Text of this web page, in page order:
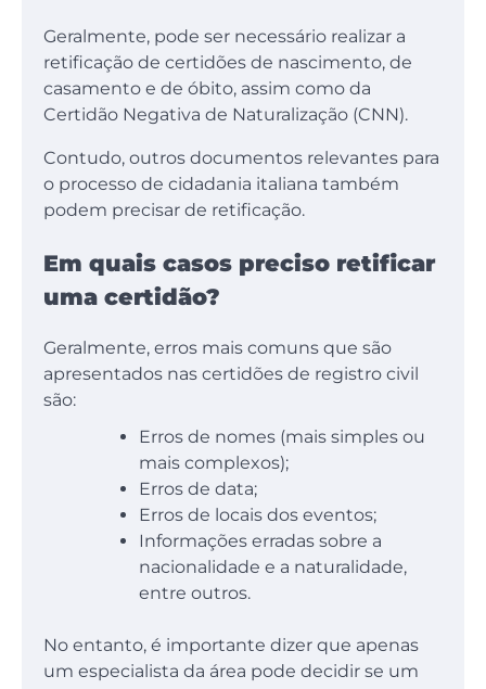
Geralmente, pode ser necessário realizar a
retificação de certidões de nascimento, de
casamento e de óbito, assim como da
Certidão Negativa de Naturalização (CNN).
Contudo, outros documentos relevantes para
o processo de cidadania italiana também
podem precisar de retificação.
Em quais casos preciso retificar
uma certidão?
Geralmente, erros mais comuns que são
apresentados nas certidões de registro civil
são:
Erros de nomes (mais simples ou
mais complexos);
Erros de data;
Erros de locais dos eventos;
Informações erradas sobre a
nacionalidade e a naturalidade,
entre outros.
No entanto, é importante dizer que apenas
um especialista da área pode decidir se um